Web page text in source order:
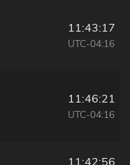
11:43:17
UTC-04:16
11:46:21
UTC-04:16
11:42:56